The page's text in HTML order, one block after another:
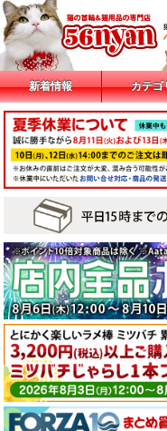
新着情報 カテゴ